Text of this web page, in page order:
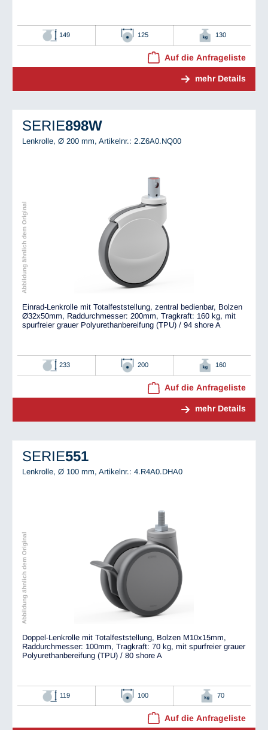
149 125 130
Auf die Anfrageliste
mehr Details
SERIE898W
Lenkrolle, Ø 200 mm, Artikelnr.: 2.Z6A0.NQ00
Abbildung ähnlich dem Original
Einrad-Lenkrolle mit Totalfeststellung, zentral bedienbar, Bolzen
Ø32x50mm, Raddurchmesser: 200mm, Tragkraft: 160 kg, mit
spurfreier grauer Polyurethanbereifung (TPU) / 94 shore A
233 200 160
Auf die Anfrageliste
mehr Details
SERIE551
Lenkrolle, Ø 100 mm, Artikelnr.: 4.R4A0.DHA0
Abbildung ähnlich dem Original
Doppel-Lenkrolle mit Totalfeststellung, Bolzen M10x15mm,
Raddurchmesser: 100mm, Tragkraft: 70 kg, mit spurfreier grauer
Polyurethanbereifung (TPU) / 80 shore A
119 100 70
Auf die Anfrageliste